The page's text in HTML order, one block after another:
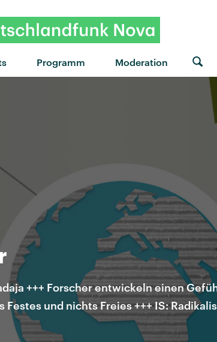
Programm Moderation
"Ohne Dich" von Mine ·
+++ Forscher entwickeln einen
und nichts Freies +++ IS: